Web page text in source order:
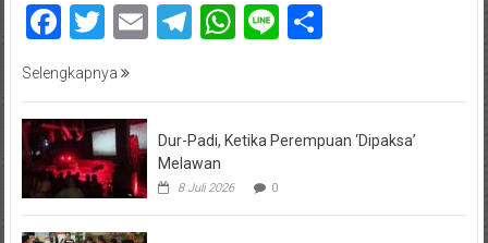
Facebook
Twitter
EmailTelegram
WhatsApp
LineShare
Selengkapnya
Dur-Padi, Ketika Perempuan ‘Dipaksa’
Melawan
8 Juli 2026 0